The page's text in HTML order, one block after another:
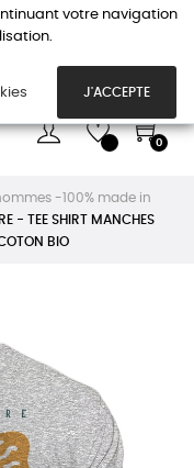
la
0
-100% made in
- TEE SHIRT MANCHES
BIO
votre navigation
J'ACCEPTE